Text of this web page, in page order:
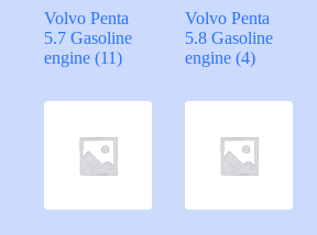
Volvo Penta
5.7 Gasoline
engine (11)
Volvo Penta
5.8 Gasoline
engine(4)